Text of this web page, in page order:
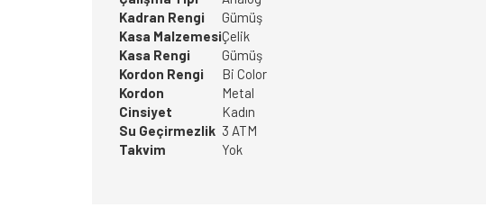
Kadran Rengi
Gümüş
Kasa MalzemesiÇelik
Kasa Rengi
Gümüş
Kordon Rengi
Bi Color
Kordon
Metal
Cinsiyet
Kadın
Su Geçirmezlik 3 ATM
Takvim
Yok